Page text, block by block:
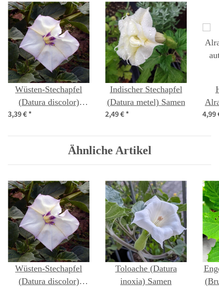
Wüsten-Stechapfel
(Datura discolor)
3,39 €*
Indischer Stechapfel
(Datura metel) Samen
2,49 €* 4,99
Ähnliche Artikel
Wüsten-Stechapfel
(Datura discolor)
Toloache (Datura
inoxia) Samen